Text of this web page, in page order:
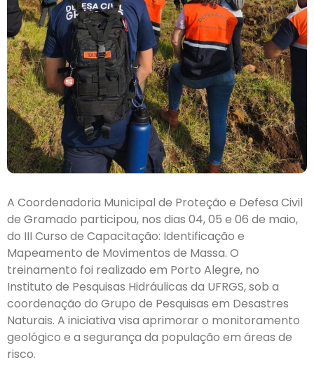
A Coordenadoria Municipal de Proteção e Defesa Civil
de Gramado participou, nos dias 04, 05 e 06 de maio,
do III Curso de Capacitação: Identificação e
Mapeamento de Movimentos de Massa. O
treinamento foi realizado em Porto Alegre, no
Instituto de Pesquisas Hidráulicas da UFRGS, sob a
coordenação do Grupo de Pesquisas em Desastres
Naturais. A iniciativa visa aprimorar o monitoramento
geológico e a segurança da população em áreas de
risco.